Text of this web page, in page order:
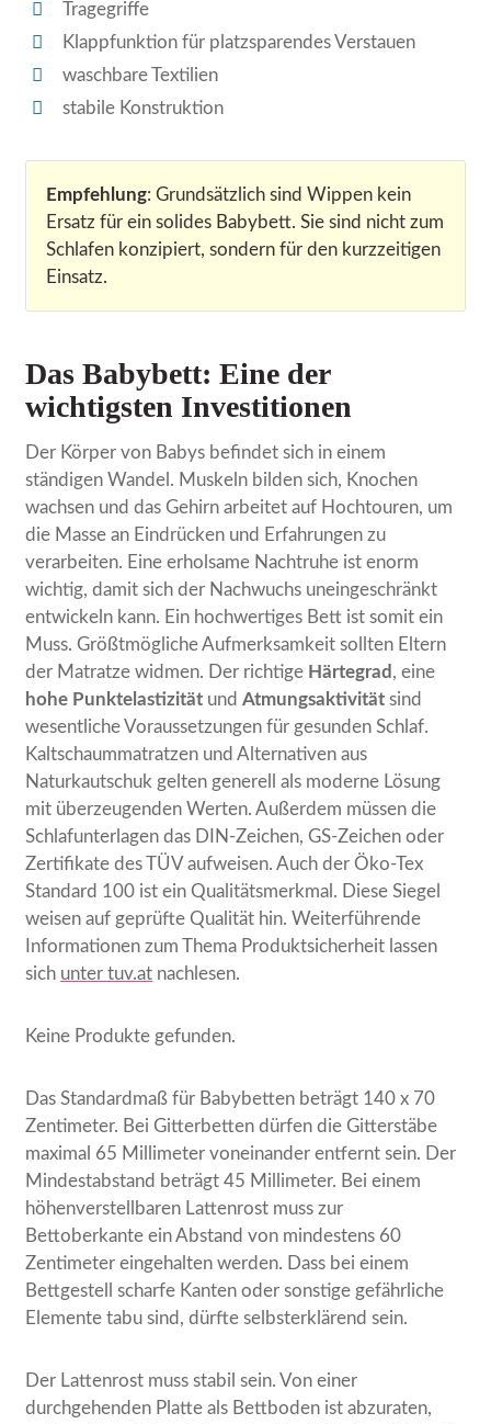
Tragegriffe
Klappfunktion für platzsparendes Verstauen
waschbare Textilien
stabile Konstruktion
Empfehlung: Grundsätzlich sind Wippen kein
Ersatz für ein solides Babybett. Sie sind nicht zum
Schlafen konzipiert, sondern für den kurzzeitigen
Einsatz.
Das Babybett: Eine der
wichtigsten Investitionen
Der Körper von Babys befindet sich in einem
ständigen Wandel. Muskeln bilden sich, Knochen
wachsen und das Gehirn arbeitet auf Hochtouren, um
die Masse an Eindrücken und Erfahrungen zu
verarbeiten. Eine erholsame Nachtruhe ist enorm
wichtig, damit sich der Nachwuchs uneingeschränkt
entwickeln kann. Ein hochwertiges Bett ist somit ein
Muss. Größtmögliche Aufmerksamkeit sollten Eltern
der Matratze widmen. Der richtige Härtegrad , eine
hohe Punktelastizität undAtmungsaktivität sind
wesentliche Voraussetzungen für gesunden Schlaf.
Kaltschaummatratzen und Alternativen aus
Naturkautschuk gelten generell als moderne Lösung
mit überzeugenden Werten. Außerdem müssen die
Schlafunterlagen das DIN-Zeichen, GS-Zeichen oder
Zertifikate des TÜV aufweisen. Auch der Öko-Tex
Standard 100 ist ein Qualitätsmerkmal. Diese Siegel
weisen auf geprüfte Qualität hin. Weiterführende
Informationen zum Thema Produktsicherheit lassen
sich unter tuv.at nachlesen.
Keine Produkte gefunden.
Das Standardmaß für Babybetten beträgt 140 x 70
Zentimeter. Bei Gitterbetten dürfen die Gitterstäbe
maximal 65 Millimeter voneinander entfernt sein. Der
Mindestabstand beträgt 45 Millimeter. Bei einem
höhenverstellbaren Lattenrost muss zur
Bettoberkante ein Abstand von mindestens 60
Zentimeter eingehalten werden. Dass bei einem
Bettgestell scharfe Kanten oder sonstige gefährliche
Elemente tabu sind, dürfte selbsterklärend sein.
Der Lattenrost muss stabil sein. Von einer
durchgehenden Platte als Bettboden ist abzuraten,